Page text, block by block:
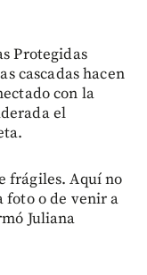
Protegidas
cascadas hacen
con la
el
frágiles. Aquí no
foto o de venir a
Juliana